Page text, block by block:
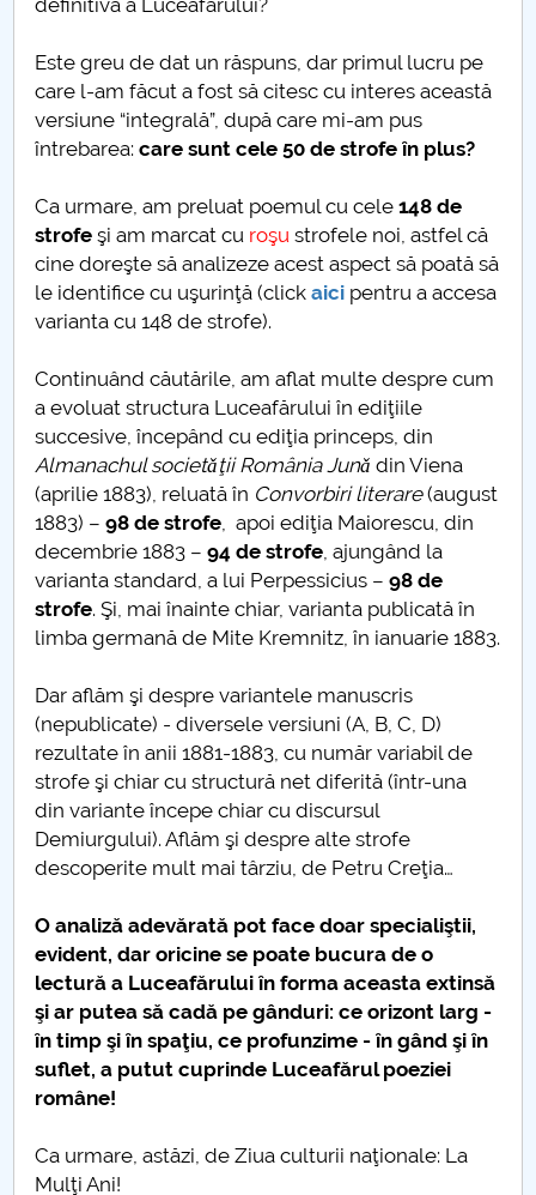
Accesibilitate pentru studenții cu dizabilități
Raportul Conducerii Centrului Universitar Pitești
2024
Parteneri CUP
Centrul de Consiliere și Orientare în Carieră
Chestionar angajabilitate ALUMNI – UPB
CAR2026
MENIU CANTINA
O NOUĂ REALITATE
Lectura
Studiu epidemiologic
Statistica si modelare
Teatrul izolării
Hristos este același
Sfintele Paști 2020
Sedentarism
Criza economică
Derogarea României de la CEDO
Educația online
definitivă a Luceafărului?
Este greu de dat un răspuns, dar primul lucru pe
care l-am făcut a fost să citesc cu interes această
versiune “integrală”, după care mi-am pus
ȋntrebarea:care sunt cele 50 de strofe ȋn plus?
Ca urmare, am preluat poemul cu cele148 de
strofe şi am marcat cu roşustrofele noi, astfel că
cine doreşte să analizeze acest aspect să poată să
le identifice cu uşurinţă (clickaici pentru a accesa
varianta cu 148 de strofe).
Continuând căutările, am aflat multe despre cum
a evoluat structura Luceafărului ȋn ediţiile
succesive, ȋncepând cu ediţia princeps, din
Almanachul societǎţii România Junǎ din Viena
(aprilie 1883), reluată ȋn Convorbiri literare(august
1883) –98 de strofe, apoi ediţia Maiorescu, din
decembrie 1883 –94 de strofe, ajungând la
varianta standard, a lui Perpessicius –98 de
strofe. Şi, mai ȋnainte chiar, varianta publicată ȋn
limba germană de Mite Kremnitz, ȋn ianuarie 1883.
Dar aflăm şi despre variantele manuscris
(nepublicate) - diversele versiuni (A, B, C, D)
rezultate ȋn anii 1881-1883, cu număr variabil de
strofe şi chiar cu structură net diferită (ȋntr-una
din variante ȋncepe chiar cu discursul
Demiurgului). Aflăm şi despre alte strofe
descoperite mult mai târziu, de Petru Creţia…
O analiză adevărată pot face doar specialiştii,
evident, dar oricine se poate bucura de o
lectură a Luceafărului ȋn forma aceasta extinsă
şi ar putea să cadă pe gânduri: ce orizont larg -
ȋn timp şi ȋn spaţiu, ce profunzime - ȋn gând şi ȋn
suflet, a putut cuprinde Luceafărul poeziei
române!
Ca urmare, astăzi, de Ziua culturii naţionale: La
Mulţi Ani!